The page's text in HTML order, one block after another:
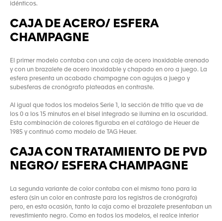
idénticos.
CAJA DE ACERO/ ESFERA
CHAMPAGNE
El primer modelo contaba con una caja de acero inoxidable arenado
y con un brazalete de acero inoxidable y chapado en oro a juego. La
esfera presenta un acabado champagne con agujas a juego y
subesferas de cronógrafo plateadas en contraste.
Al igual que todos los modelos Serie 1, la sección de tritio que va de
los 0 a los 15 minutos en el bisel integrado se ilumina en la oscuridad.
Esta combinación de colores figuraba en el catálogo de Heuer de
1985 y continuó como modelo de TAG Heuer.
CAJA CON TRATAMIENTO DE PVD
NEGRO/ ESFERA CHAMPAGNE
La segunda variante de color contaba con el mismo tono para la
esfera (sin un color en contraste para los registros de cronógrafo)
pero, en esta ocasión, tanto la caja como el brazalete presentaban un
revestimiento negro. Como en todos los modelos, el realce interior